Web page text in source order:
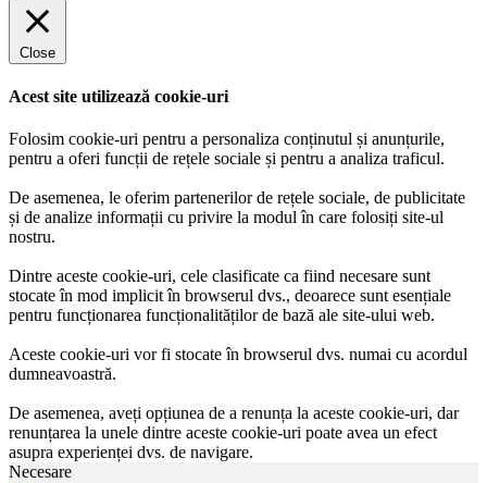
Close
Acest site utilizează cookie-uri
Folosim cookie-uri pentru a personaliza conținutul și anunțurile,
pentru a oferi funcții de rețele sociale și pentru a analiza traficul.
De asemenea, le oferim partenerilor de rețele sociale, de publicitate
și de analize informații cu privire la modul în care folosiți site-ul
nostru.
Dintre aceste cookie-uri, cele clasificate ca fiind necesare sunt
stocate în mod implicit în browserul dvs., deoarece sunt esențiale
pentru funcționarea funcționalităților de bază ale site-ului web.
Aceste cookie-uri vor fi stocate în browserul dvs. numai cu acordul
dumneavoastră.
De asemenea, aveți opțiunea de a renunța la aceste cookie-uri, dar
renunțarea la unele dintre aceste cookie-uri poate avea un efect
asupra experienței dvs. de navigare.
Necesare